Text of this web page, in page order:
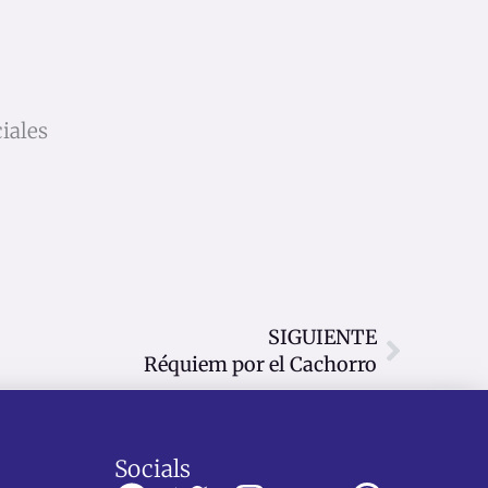
SIGUIENTE
Réquiem por el Cachorro
Socials